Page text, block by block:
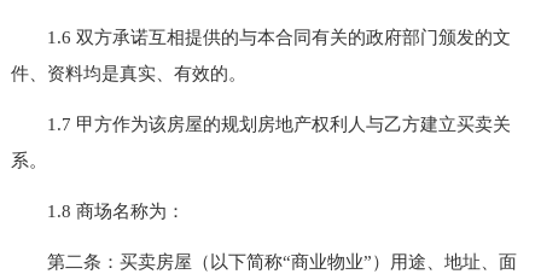
1.6 双方承诺互相提供的与本合同有关的政府部门颁发的文
件、资料均是真实、有效的。
1.7 甲方作为该房屋的规划房地产权利人与乙方建立买卖关
系。
1.8 商场名称为：
第二条：买卖房屋（以下简称“商业物业”）用途、地址、面